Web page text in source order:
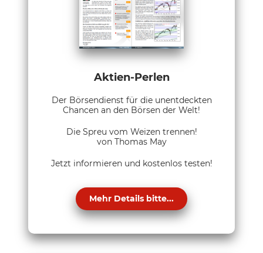
Aktien-Perlen
Der Börsendienst für die unentdeckten
Chancen an den Börsen der Welt!
Die Spreu vom Weizen trennen!
von Thomas May
Jetzt informieren und kostenlos testen!
Mehr Details bitte...